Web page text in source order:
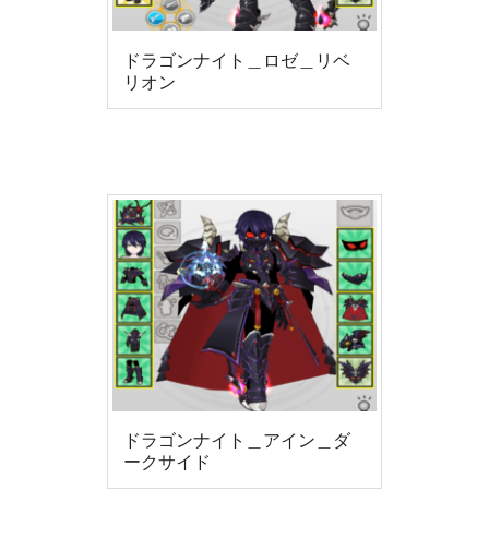
ドラゴンナイト＿ロゼ＿リベ
リオン
ドラゴンナイト＿アイン＿ダ
ークサイド